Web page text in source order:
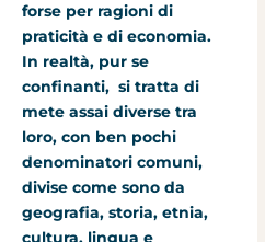
forse per ragioni di
praticità e di economia.
In realtà, pur se
confinanti, si tratta di
mete assai diverse tra
loro, con ben pochi
denominatori comuni,
divise come sono da
geografia, storia, etnia,
cultura, lingua e